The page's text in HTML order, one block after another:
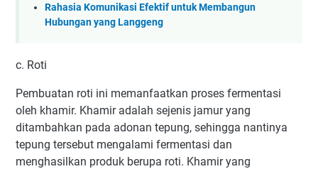
Rahasia Komunikasi Efektif untuk Membangun
Hubungan yang Langgeng
c. Roti
Pembuatan roti ini memanfaatkan proses fermentasi
oleh khamir. Khamir adalah sejenis jamur yang
ditambahkan pada adonan tepung, sehingga nantinya
tepung tersebut mengalami fermentasi dan
menghasilkan produk berupa roti. Khamir yang